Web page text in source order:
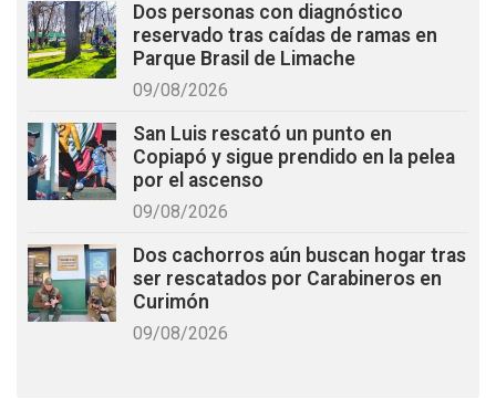
Dos personas con diagnóstico
reservado tras caídas de ramas en
Parque Brasil de Limache
09/08/2026
San Luis rescató un punto en
Copiapó y sigue prendido en la pelea
por el ascenso
09/08/2026
Dos cachorros aún buscan hogar tras
ser rescatados por Carabineros en
Curimón
09/08/2026